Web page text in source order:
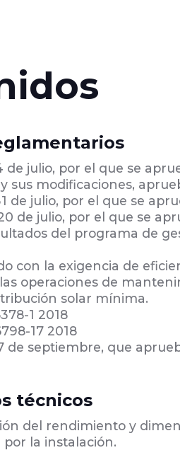
de julio, por el que se
y sus modificaciones,
de julio, por el que se
de julio, por el que se
del programa de
con la exigencia de
operaciones de
solar mínima.
1 2018
17 2018
de septiembre, que
técnicos
del rendimiento y
la instalación.